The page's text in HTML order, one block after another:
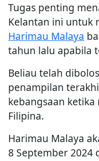
Tugas penting
Kelantan ini untuk
Harimau Malaya
tahun lalu apabila
Beliau telah
penampilan
kebangsaan
Filipina.
Harimau Malaya
8 September 2024